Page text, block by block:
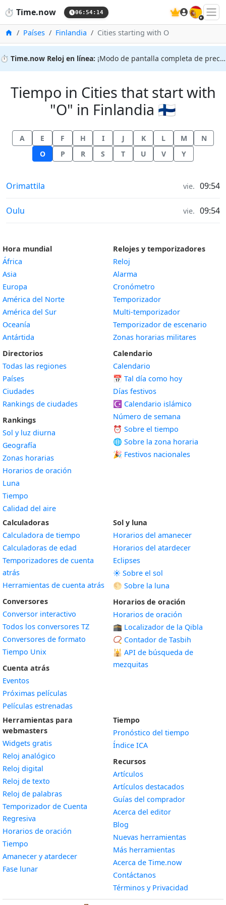
⏱️ Time.now 06:54:14 🇪🇸
InicioPaíses Finlandia Cities starting with O
⏱️ Time.now Reloj en línea: ¡Modo de pantalla completa de precisión!
Tiempo in Cities that start with
"O" in Finlandia 🇫🇮
A E F H I J K L M
N
O
P R S T U V Y
Tiempo in
Orimattila vie. 09:54
Tiempo in
Oulu vie. 09:54
Hora mundial
África
Asia
Europa
América del Norte
América del Sur
Oceanía
Antártida
Directorios
Todas las regiones
Países
Ciudades
Rankings de ciudades
Rankings
Sol y luz diurna
Geografía
Zonas horarias
Horarios de oración
Luna
Tiempo
Calidad del aire
Relojes y temporizadores
Reloj
Alarma
Cronómetro
Temporizador
Multi-temporizador
Temporizador de escenario
Zonas horarias militares
Calendario
Calendario
📅 Tal día como hoy
Días festivos
☪️ Calendario islámico
Número de semana
⏰ Sobre el tiempo
🌐 Sobre la zona horaria
🎉 Festivos nacionales
Calculadoras
Calculadora de tiempo
Calculadoras de edad
Temporizadores de cuenta
atrás
Herramientas de cuenta atrás
Conversores
Conversor interactivo
Todos los conversores TZ
Conversores de formato
Tiempo Unix
Cuenta atrás
Eventos
Próximas películas
Películas estrenadas
Sol y luna
Horarios del amanecer
Horarios del atardecer
Eclipses
☀️ Sobre el sol
🌕 Sobre la luna
Horarios de oración
Horarios de oración
🕋 Localizador de la Qibla
📿 Contador de Tasbih
🕌 API de búsqueda de
mezquitas
Herramientas para
webmasters
Widgets gratis
Reloj analógico
Reloj digital
Reloj de texto
Reloj de palabras
Temporizador de Cuenta
Regresiva
Horarios de oración
Tiempo
Amanecer y atardecerWidget
Fase lunarWidget
Tiempo
Pronóstico del tiempo
Índice ICA
Recursos
Artículos
Artículos destacados
Guías del comprador
Acerca del editor
Blog
Nuevas herramientas
Más herramientas
Acerca de Time.now
Contáctanos
Términos y Privacidad